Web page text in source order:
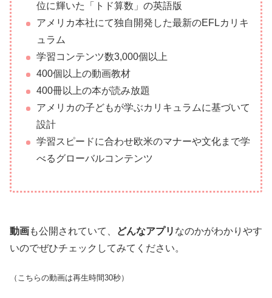
位に輝いた「トド算数」の英語版
アメリカ本社にて独自開発した最新のEFLカリキ
ュラム
学習コンテンツ数3,000個以上
400個以上の動画教材
400冊以上の本が読み放題
アメリカの子どもが学ぶカリキュラムに基づいて
設計
学習スピードに合わせ欧米のマナーや文化まで学
べるグローバルコンテンツ
動画も公開されていて、 どんなアプリ なのかがわかりやす
いのでぜひチェックしてみてください。
（こちらの動画は再生時間30秒）